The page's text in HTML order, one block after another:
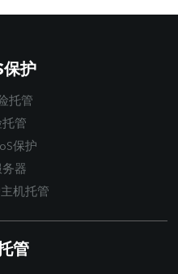
保护
托管
托管
保护
器
机托管
管